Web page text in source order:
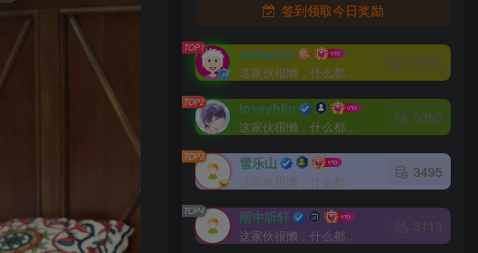
签到领取今日奖励
TOP1 ztdha520
这家伙很懒，什么都没有写...
7.7W+
TOP2 loveyhkq
这家伙很懒，什么都没有写...
5380
TOP3 雪乐山
这家伙很懒，什么都没有写...
3495
TOP4 雨中听轩
这家伙很懒，什么都没有写...